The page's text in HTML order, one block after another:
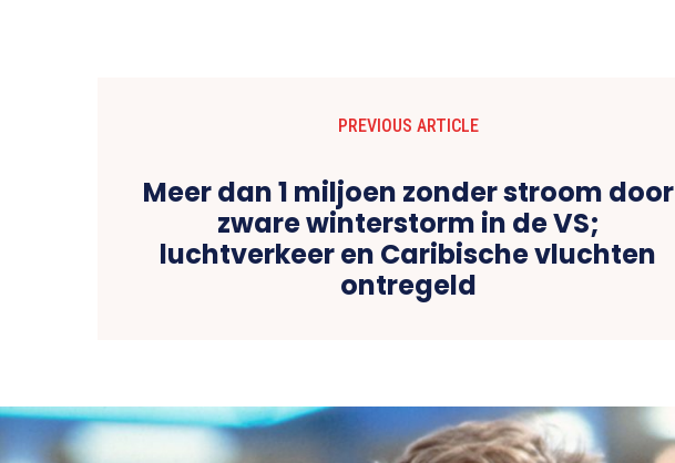
PREVIOUS ARTICLE
Meer dan 1 miljoen zonder stroom door
zware winterstorm in de VS;
luchtverkeer en Caribische vluchten
ontregeld